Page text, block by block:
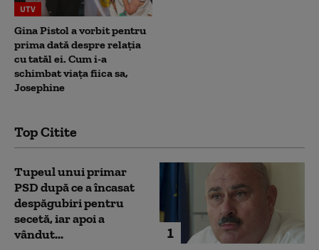
UTV
Gina Pistol a vorbit pentru
prima dată despre relația
cu tatăl ei. Cum i-a
schimbat viața fiica sa,
Josephine
Top Citite
1
Tupeul unui primar
PSD după ce a încasat
despăgubiri pentru
secetă, iar apoi a
vândut...